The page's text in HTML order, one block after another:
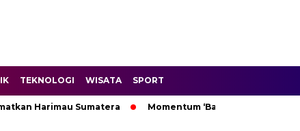
TEKNOLOGI WISATA SPORT
Harimau Sumatera Momentum ‘Bantu Rakyat’: Wagub